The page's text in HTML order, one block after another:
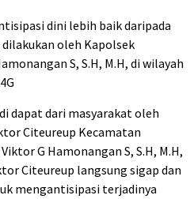
dini lebih baik daripada
oleh Kapolsek
S, S.H, M.H, di wilayah
dapat dari masyarakat oleh
Citeureup Kecamatan
G Hamonangan S, S.H, M.H,
Citeureup langsung sigap dan
mengantisipasi terjadinya